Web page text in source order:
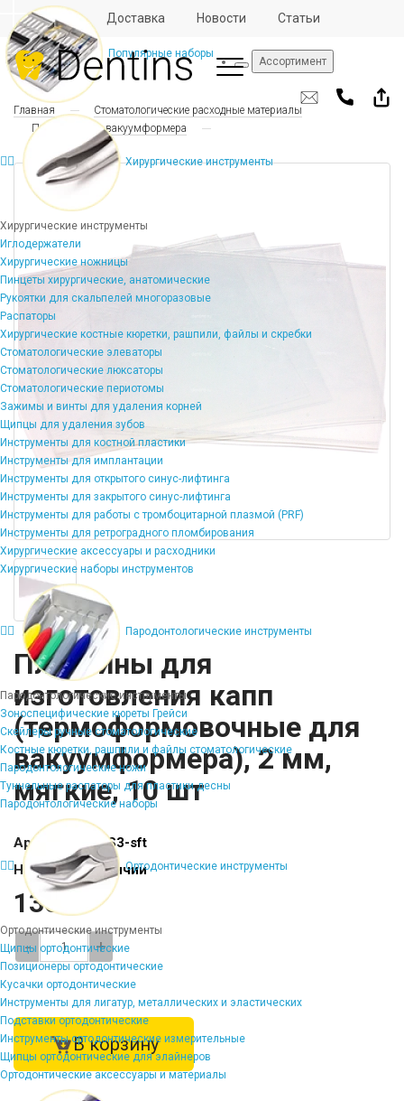
Отзывы Доставка Новости Статьи
Ассортимент
Популярные наборы
Хирургические инструменты
Хирургические инструменты
Иглодержатели
Хирургические ножницы
Пинцеты хирургические, анатомические
Рукоятки для скальпелей многоразовые
Распаторы
Хирургические костные кюретки, рашпили, файлы и скребки
Стоматологические элеваторы
Стоматологические люксаторы
Стоматологические периотомы
Зажимы и винты для удаления корней
Щипцы для удаления зубов
Инструменты для костной пластики
Инструменты для имплантации
Инструменты для открытого синус-лифтинга
Инструменты для закрытого синус-лифтинга
Инструменты для работы с тромбоцитарной плазмой (PRF)
Инструменты для ретроградного пломбирования
Хирургические аксессуары и расходники
Хирургические наборы инструментов
Пародонтологические инструменты
Пародонтологические инструменты
Зоноспецифические кюреты Грейси
Скейлеры ручные стоматологические
Костные кюретки, рашпили и файлы стоматологические
Пародонтологические ножи
Туннельные распаторы для пластики десны
Пародонтологические наборы
Ортодонтические инструменты
Ортодонтические инструменты
Щипцы ортодонтические
Позиционеры ортодонтические
Кусачки ортодонтические
Инструменты для лигатур, металлических и эластических
Подставки ортодонтические
Инструменты ортодонтические измерительные
Щипцы ортодонтические для элайнеров
Ортодонтические аксессуары и материалы
Главная
Стоматологические расходные материалы
Пластины для вакуумформера
Пластины для
изготовления капп
(термоформовочные для
вакуумформера), 2 мм,
мягкие, 10 шт
Артикул:
DV-FS3-sft
Наличие:В наличии
1362 ₽
- +
В корзину